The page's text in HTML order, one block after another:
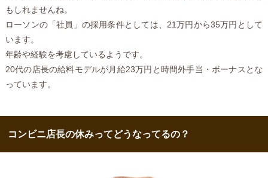
もしれませんね。
ローソンの「社員」の採用条件としては、21万円から35万円として
います。
年齢や経験を考慮しているようです。
20代の店長の給料モデルが月給23万円と時間外手当・ボーナスとな
っています。
コンビニ店長の休みってどうなってるの？